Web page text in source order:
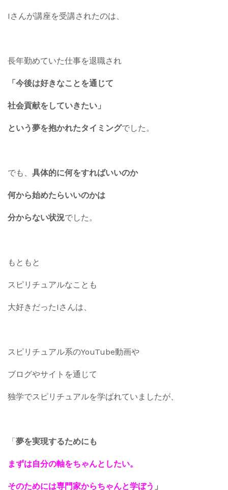
Iさんが講座を受講されたのは、
長年勤めていた仕事を退職され
「今後は好きなことを通じて
社会貢献をしていきたい」
という夢を抱かれたタイミングでした。
でも、 具体的に何をすればいいのか
何から始めたらいいのかは
分からない状況でした。
もともと
スピリチュアルなことも
大好きだったIさんは、
スピリチュアル系のYouTube動画や
ブログやサイトを通じて
独学でスピリチュアルを学ばれていましたが、
「夢を実現するためにも
まずは自分の軸をちゃんとしたい。
そのためには専門家からちゃんと学ぼう 」